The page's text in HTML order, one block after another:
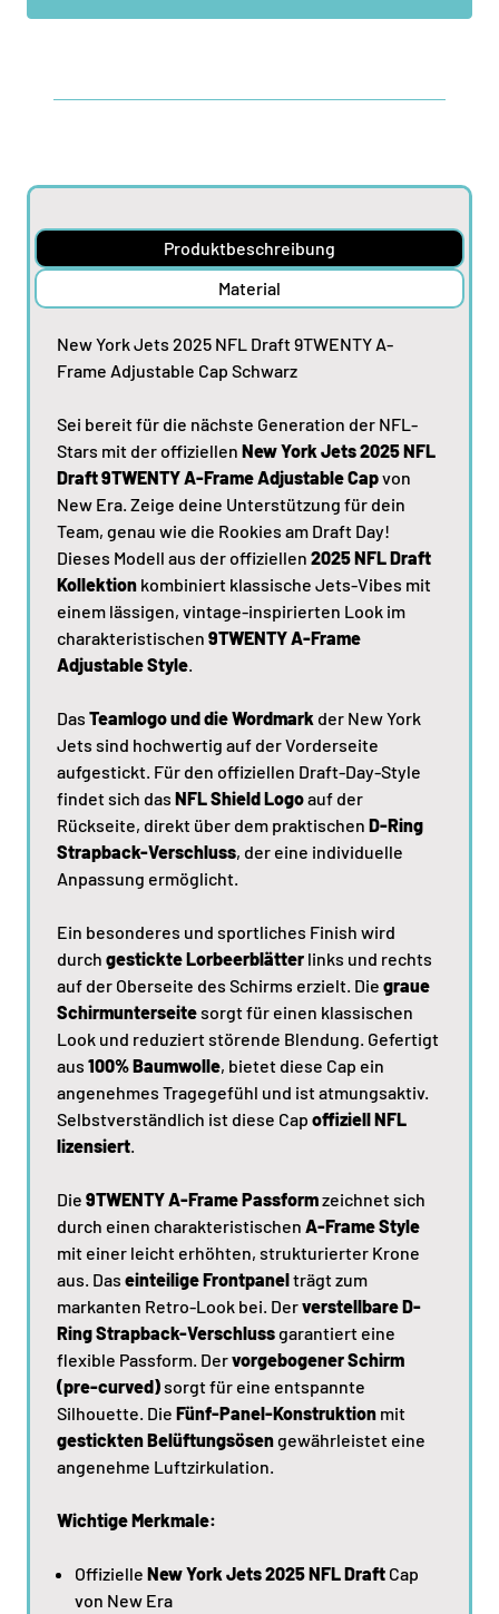
Produktbeschreibung
Material
New York Jets 2025 NFL Draft 9TWENTY A-
Frame Adjustable Cap Schwarz
Sei bereit für die nächste Generation der NFL-
Stars mit der offiziellen New York Jets 2025 NFL
Draft 9TWENTY A-Frame Adjustable Capvon
New Era. Zeige deine Unterstützung für dein
Team, genau wie die Rookies am Draft Day!
Dieses Modell aus der offiziellen 2025 NFL Draft
Kollektion kombiniert klassische Jets-Vibes mit
einem lässigen, vintage-inspirierten Look im
charakteristischen 9TWENTY A-Frame
Adjustable Style.
Das Teamlogo und die Wordmark der New York
Jets sind hochwertig auf der Vorderseite
aufgestickt. Für den offiziellen Draft-Day-Style
findet sich das NFL Shield Logoauf der
Rückseite, direkt über dem praktischen D-Ring
Strapback-Verschluss, der eine individuelle
Anpassung ermöglicht.
Ein besonderes und sportliches Finish wird
durch gestickte Lorbeerblätter links und rechts
auf der Oberseite des Schirms erzielt. Die graue
Schirmunterseitesorgt für einen klassischen
Look und reduziert störende Blendung. Gefertigt
aus 100% Baumwolle, bietet diese Cap ein
angenehmes Tragegefühl und ist atmungsaktiv.
Selbstverständlich ist diese Cap offiziell NFL
lizensiert.
Die 9TWENTY A-Frame Passformzeichnet sich
durch einen charakteristischen A-Frame Style
mit einer leicht erhöhten, strukturierter Krone
aus. Das einteilige Frontpanelträgt zum
markanten Retro-Look bei. Derverstellbare D-
Ring Strapback-Verschlussgarantiert eine
flexible Passform. Dervorgebogener Schirm
(pre-curved)sorgt für eine entspannte
Silhouette. Die Fünf-Panel-Konstruktion mit
gestickten Belüftungsösengewährleistet eine
angenehme Luftzirkulation.
Wichtige Merkmale:
Offizielle New York Jets 2025 NFL Draft Cap
von New Era